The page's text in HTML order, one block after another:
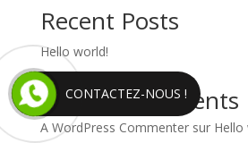
Recent Posts
Hello world!
Recent Comments
A WordPress Commentersur Hello
CONTACTEZ-NOUS !